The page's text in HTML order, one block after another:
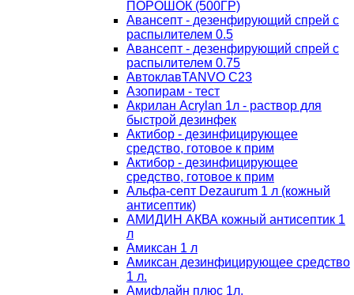
ПОРОШОК (500ГР)
Авансепт - дезенфирующий спрей с
распылителем 0.5
Авансепт - дезенфирующий спрей с
распылителем 0.75
АвтоклавTANVO С23
Азопирам - тест
Акрилан Acrylan 1л - раствор для
быстрой дезинфек
Актибор - дезинфицирующее
средство, готовое к прим
Актибор - дезинфицирующее
средство, готовое к прим
Альфа-септ Dezaurum 1 л (кожный
антисептик)
АМИДИН АКВА кожный антисептик 1
л
Амиксан 1 л
Амиксан дезинфицирующее средство
1 л.
Амифлайн плюс 1л.